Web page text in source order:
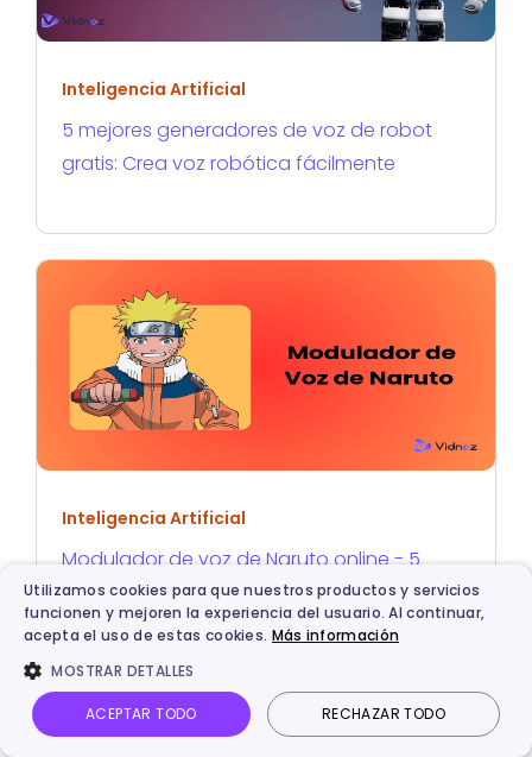
Inteligencia Artificial
5 mejores generadores de voz de robot
gratis: Crea voz robótica fácilmente
Inteligencia Artificial
Modulador de voz de Naruto online - 5
herramientas gratis para voz de Naruto
Uzumaki
Utilizamos cookies para que nuestros productos y servicios
funcionen y mejoren la experiencia del usuario. Al continuar,
acepta el uso de estas cookies. Más información
MOSTRAR DETALLES
ACEPTAR TODO RECHAZAR TODO